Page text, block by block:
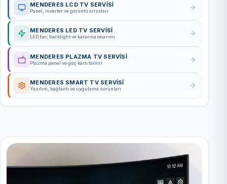
MENDERES LCD TV SERVISI
Panel, inverter ve görüntü arızaları
MENDERES LED TV SERVISI
LED bar, backlight ve kararma onarımı
MENDERES PLAZMA TV SERVISI
Plazma panel ve güç kartı tamiri
MENDERES SMART TV SERVISI
Yazılım, bağlantı ve uygulama sorunları